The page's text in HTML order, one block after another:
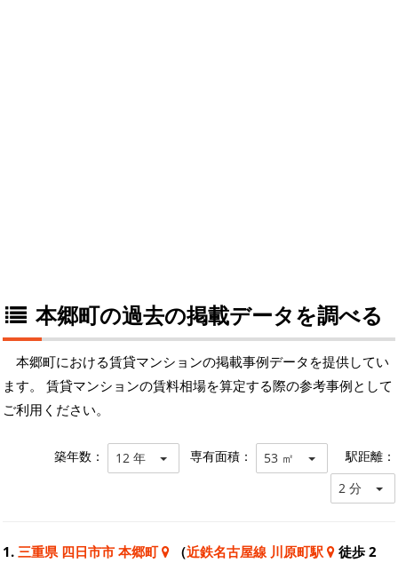
本郷町の過去の掲載データを調べる
本郷町における賃貸マンションの掲載事例データを提供してい
ます。 賃貸マンションの賃料相場を算定する際の参考事例として
ご利用ください。
築年数： 12 年 専有面積： 53 ㎡ 駅距離：
2 分
1. 三重県 四日市市 本郷町 （近鉄名古屋線 川原町駅
徒歩 2